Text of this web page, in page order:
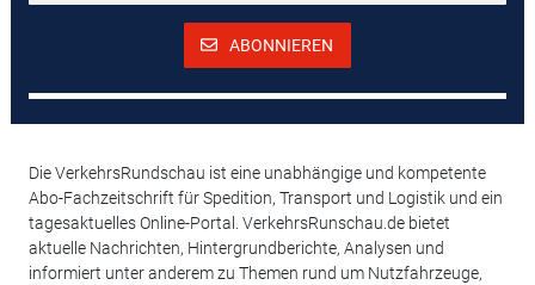
ABONNIEREN
Die VerkehrsRundschau ist eine unabhängige und kompetente
Abo-Fachzeitschrift für Spedition, Transport und Logistik und ein
tagesaktuelles Online-Portal. VerkehrsRunschau.de bietet
aktuelle Nachrichten, Hintergrundberichte, Analysen und
informiert unter anderem zu Themen rund um Nutzfahrzeuge,